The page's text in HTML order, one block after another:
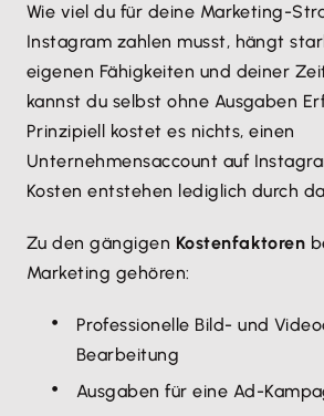
Wie viel du für deine Marketing-
Instagram zahlen musst, hängt
eigenen Fähigkeiten und deiner
kannst du selbst ohne Ausgaben
Prinzipiell kostet es nichts, einen
Unternehmensaccount auf
Kosten entstehen lediglich durch
Zu den gängigen Kostenfaktoren
Marketing gehören:
Professionelle Bild- und
Bearbeitung
Ausgaben für eine Ad-